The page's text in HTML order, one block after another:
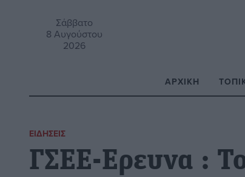
Σάββατο
8 Αυγούστου
2026
ΑΡΧΙΚΉ
ΕΙΔΉΣΕΙΣ
ΓΣΕΕ-Ερευνα :